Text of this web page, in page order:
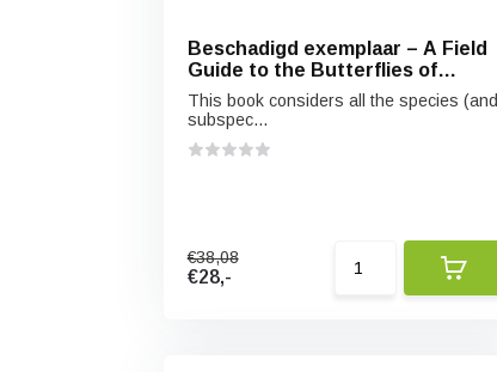
Beschadigd exemplaar – A Field
Guide to the Butterflies of
Romania
This book considers all the species (and
subspec...
€38,08
€28,-